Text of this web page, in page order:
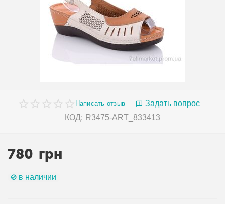
Написать отзыв
Задать вопрос
КОД: R3475-ART_833413
780 грн
в наличии